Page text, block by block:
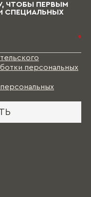
ЧТОБЫ ПЕРВЫМ
СПЕЦИАЛЬНЫХ
*
персональных